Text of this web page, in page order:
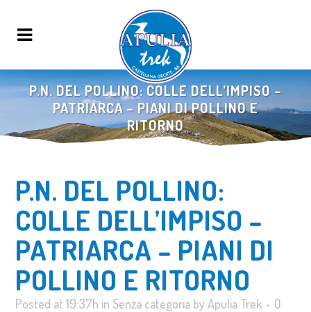
P.N. DEL POLLINO: COLLE DELL’IMPISO –
PATRIARCA – PIANI DI POLLINO E
RITORNO
P.N. DEL POLLINO:
COLLE DELL’IMPISO –
PATRIARCA – PIANI DI
POLLINO E RITORNO
Posted at 19:37h in Senza categoria byApulia Trek
0